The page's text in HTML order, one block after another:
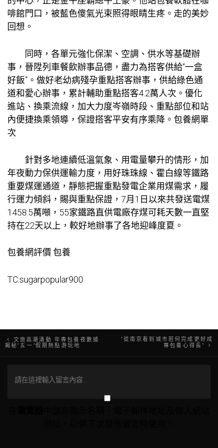
啡館門口，被藍色傻氣光束照得眼睛生疼。走的美妙
回想。
同時，各單元強化保潔、空調、供水等基礎辦
事，晉陞列車餐飲辦事品德，盡力為搭客供給“一盒
好飯”。做好老幼病殘孕重點搭客辦事，供給綠色通
道和愛心辦事，累計輔助重點搭客4.2萬人次。優化
進站、換乘流線，加大力度岑嶺時段、重點部位和站
內便捷換乘領導，保證搭客平安有序乘降。 包養網單
次
針對多地連續低溫氣象、用電量攀升的情形，加
年夜動力保供運輸力度，用好珠珠線、霍白線等鐵路
重要煤運通道，靜態把握重點發電企業用煤需求，履
行運力傾斜，賜與重點保證，7月1日以來共發送電煤
1458.5萬噸，55家鐵路直供電廠存煤可耗天數一直堅
持在22天以上，較好地辦事了各地迎峰度夏。
包養網評價 包養
TC:sugarpopular900
文
導
覽
文旅高潮涌動 年專包養夜數據
揭秘“五一”假期熱點游玩地
“從南京看到城市若何完成更好成
專包養心得長”